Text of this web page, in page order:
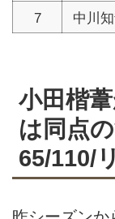
7
中川
小田楷
は同点
65/110/